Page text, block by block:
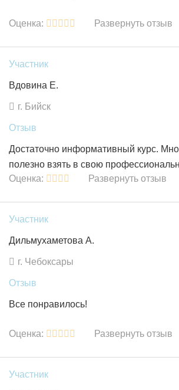
Оценка: Развернуть отзыв
Участник
Вдовина Е.
г. Бийск
Отзыв
Достаточно информативный курс.
полезно взять в свою
деятельность.
Оценка: Развернуть отзыв
Участник
Дильмухаметова А.
г. Чебоксары
Отзыв
Все понравилось!
Оценка: Развернуть отзыв
Участник